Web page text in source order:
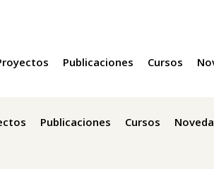
Publicaciones Cursos
Publicaciones Cursos